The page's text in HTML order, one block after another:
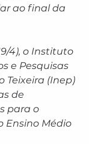
ao final da
4), o Instituto
e Pesquisas
Teixeira (Inep)
de
para o
Ensino Médio